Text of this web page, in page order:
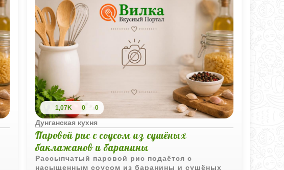
1,07K 0 0
Дунганская кухня
Паровой рис с соусом из сушёных
баклажанов и баранины
Рассыпчатый паровой рис подаётся с
насыщенным соусом из баранины и сушёных